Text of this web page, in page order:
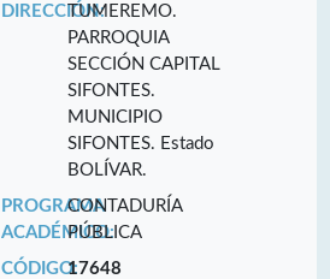
DIRECCIÓN:TUMEREMO.
PARROQUIA
SECCIÓN CAPITAL
SIFONTES.
MUNICIPIO
SIFONTES. Estado
BOLÍVAR.
PROGRAMA
ACADÉMICO:
CONTADURÍA
PÚBLICA
CÓDIGO:17648